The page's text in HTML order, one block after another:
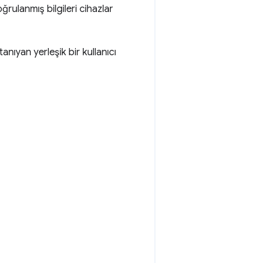
bilgileri cihazlar
yerleşik bir kullanıcı